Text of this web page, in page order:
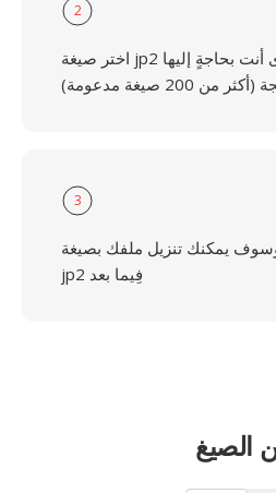
2
اختر صيغة jp2 أو أية صيغة أخرى أنت بحاجةٍ إليها
من 200 صيغة مدعومة)
3
يمكنك تنزيل ملفك بصيغة
jp2 فِيما بعد
الصيغ